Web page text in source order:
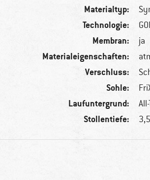
Materialtyp:
Technologie:
Membran: ja
Materialeigenschaften:
Verschluss:
Sohle:
Laufuntergrund:
Stollentiefe: